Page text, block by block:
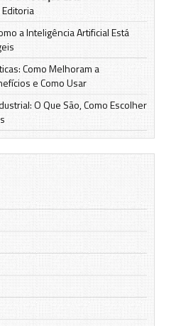
a Inteligência Artificial Está
Como Melhoram a
e Como Usar
O Que São, Como Escolher